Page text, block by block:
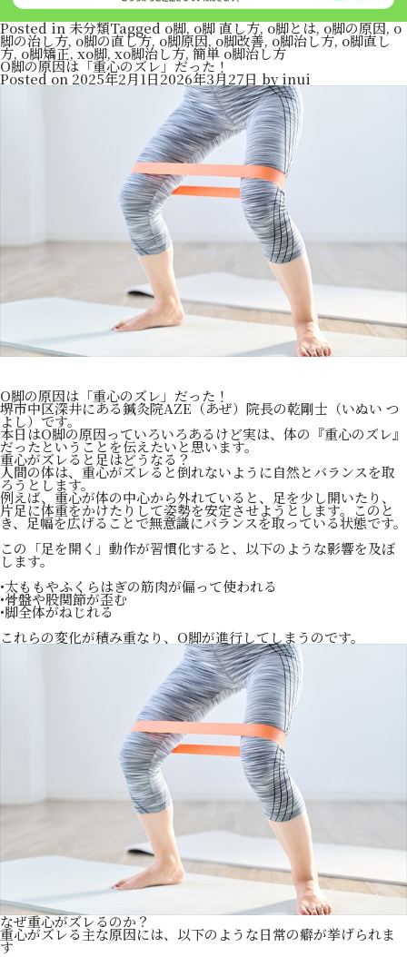
Posted in未分類Taggedo脚,o脚 直し方,o脚とは,o脚の原因,o
脚の治し方, o脚の直し方, o脚原因, o脚改善, o脚治し方,o脚直し
方, o脚矯正, xo脚,xo脚治し方,簡単 o脚治し方
O脚の原因は「重心のズレ」だった！
Posted on2025年2月1日2026年3月27日 byinui
O脚の原因は「重心のズレ」だった！
堺市中区深井にある鍼灸院AZE（あぜ）院長の乾剛士（いぬい つ
よし）です。
本日はO脚の原因っていろいろあるけど実は、体の『重心のズレ』
だったということを伝えたいと思います。
重心がズレると足はどうなる？
人間の体は、重心がズレると倒れないように自然とバランスを取
ろうとします。
例えば、重心が体の中心から外れていると、足を少し開いたり、
片足に体重をかけたりして姿勢を安定させようとします。このと
き、足幅を広げることで無意識にバランスを取っている状態です。
この「足を開く」動作が習慣化すると、以下のような影響を及ぼ
します。
•太ももやふくらはぎの筋肉が偏って使われる
•骨盤や股関節が歪む
•脚全体がねじれる
これらの変化が積み重なり、O脚が進行してしまうのです。
なぜ重心がズレるのか？
重心がズレる主な原因には、以下のような日常の癖が挙げられま
す